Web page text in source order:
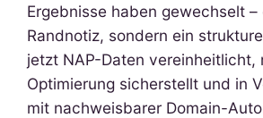
Ergebnisse haben gewechselt
Randnotiz, sondern ein
jetzt NAP-Daten vereinheitlicht,
Optimierung sicherstellt und in
mit nachweisbarer Domain-